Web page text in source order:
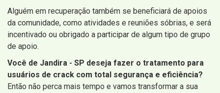
Alguém em recuperação também se beneficiará de apoios
da comunidade, como atividades e reuniões sóbrias, e será
incentivado ou obrigado a participar de algum tipo de grupo
de apoio.
Você de Jandira - SP deseja fazer o tratamento para
usuários de crack com total segurança e eficiência?
Então não perca mais tempo e vamos transformar a sua